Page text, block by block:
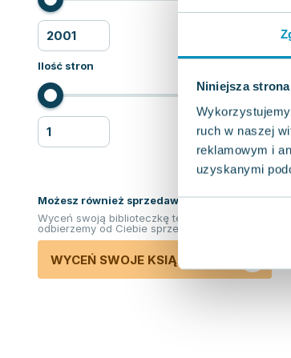
Niniejsza
ruch w naszej
reklamowym i
uzyskanymi
Ilość stron
Możesz również sprzedawać ksiązki!
Wyceń swoją biblioteczkę teraz. Odkupimy i
odbierzemy od Ciebie sprzedane książki.
WYCEŃ SWOJE KSIĄŻKI